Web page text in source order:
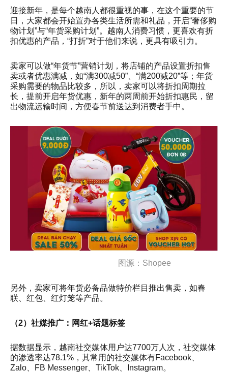
迎接新年，是每个越南人都很重视的事，在这个重要的节
日，大家都会开始置办各类生活所需和礼品，开启“奢侈购
物计划”与“年货采购计划”。越南人消费习惯，更喜欢有折
扣优惠的产品，“打折”对于他们来说，更具有吸引力。
卖家可以做“年货节”营销计划，将店铺的产品设置折扣售
卖或者优惠满减，如“满300减50”、“满200减20”等；年货
采购需要的物品比较多，所以，卖家可以将折扣周期拉
长，提前开启年货优惠，新年的两周前开始折扣惠民，留
出物流运输时间，方便春节前送达到消费者手中。
图源：Shopee
另外，卖家可将年货必备品做特价栏目推出售卖，如春
联、红包、红灯笼等产品。
（2）社媒推广：网红+话题标签
据数据显示，越南社交媒体用户达7700万人次，社交媒体
的渗透率达78.1%，其常用的社交媒体有Facebook、
Zalo、FB Messenger、TikTok、Instagram。